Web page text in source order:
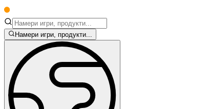
Намери игри, продукти...